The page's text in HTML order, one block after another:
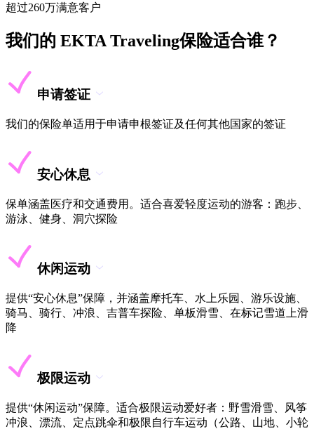
超过260万满意客户
我们的 EKTA Traveling保险适合谁？
申请签证
我们的保险单适用于申请申根签证及任何其他国家的签证
安心休息
保单涵盖医疗和交通费用。适合喜爱轻度运动的游客：跑步、
游泳、健身、洞穴探险
休闲运动
提供“安心休息”保障，并涵盖摩托车、水上乐园、游乐设施、
骑马、骑行、冲浪、吉普车探险、单板滑雪、在标记雪道上滑
降
极限运动
提供“休闲运动”保障。适合极限运动爱好者：野雪滑雪、风筝
冲浪、漂流、定点跳伞和极限自行车运动（公路、山地、小轮